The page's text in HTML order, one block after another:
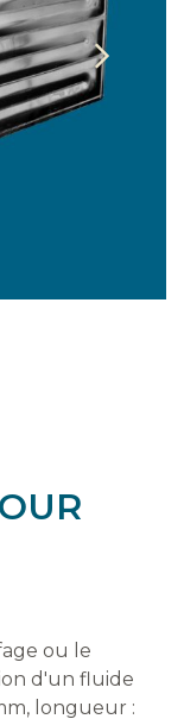
ou le
d'un fluide
longueur :